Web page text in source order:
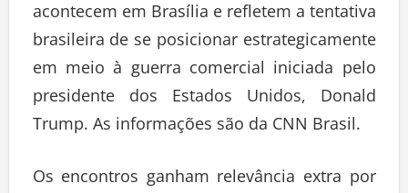
acontecem em Brasília e refletem a tentativa
brasileira de se posicionar estrategicamente
em meio à guerra comercial iniciada pelo
presidente dos Estados Unidos, Donald
Trump. As informações são da CNN Brasil.
Os encontros ganham relevância extra por